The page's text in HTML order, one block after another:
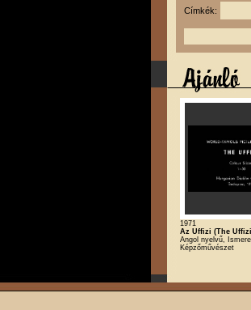
Címkék:
1971
Az Uffizi (The
Angol nyelvű,
Képzőművészet